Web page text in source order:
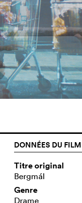
DONNÉES DU FILM
Titre original
Bergmál
Genre
Drame